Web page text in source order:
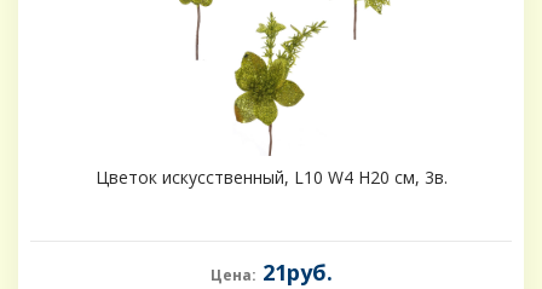
Цветок искусственный, L10 W4 H20 см, 3в.
Цена: 21руб.